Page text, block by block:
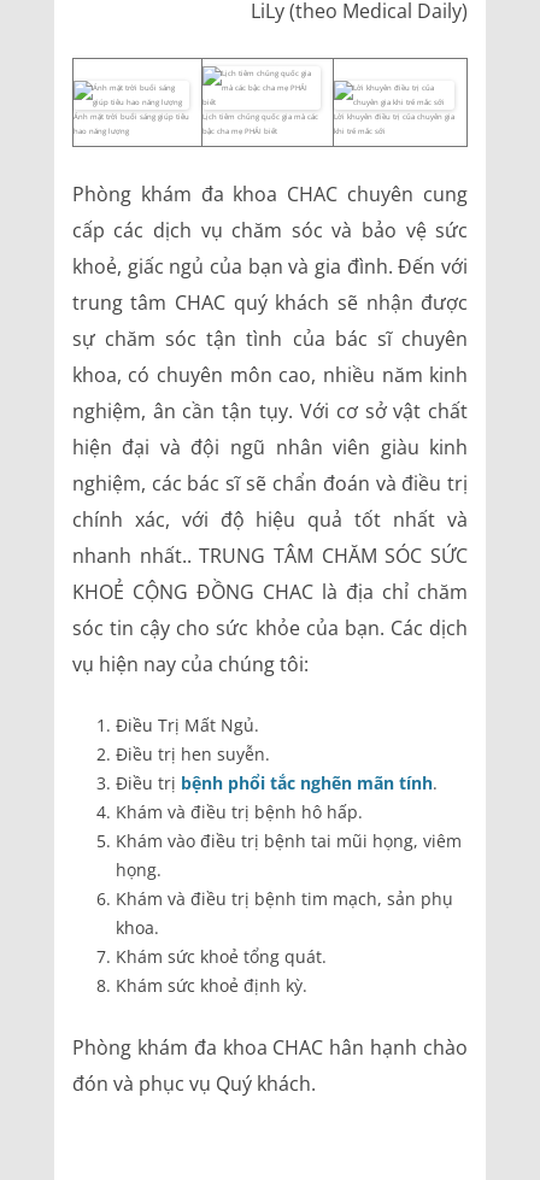
LiLy (theo Medical Daily)
Ánh mặt trời buổi sáng giúp tiêu
hao năng lượng
Lịch tiêm chủng quốc gia mà các
bậc cha mẹ PHẢI biết
Lời khuyên điều trị của chuyên gia
khi trẻ mắc sởi
Phòng khám đa khoa CHAC chuyên cung
cấp các dịch vụ chăm sóc và bảo vệ sức
khoẻ, giấc ngủ của bạn và gia đình. Đến với
trung tâm CHAC quý khách sẽ nhận được
sự chăm sóc tận tình của bác sĩ chuyên
khoa, có chuyên môn cao, nhiều năm kinh
nghiệm, ân cần tận tụy. Với cơ sở vật chất
hiện đại và đội ngũ nhân viên giàu kinh
nghiệm, các bác sĩ sẽ chẩn đoán và điều trị
chính xác, với độ hiệu quả tốt nhất và
nhanh nhất.. TRUNG TÂM CHĂM SÓC SỨC
KHOẺ CỘNG ĐỒNG CHAC là địa chỉ chăm
sóc tin cậy cho sức khỏe của bạn. Các dịch
vụ hiện nay của chúng tôi:
Điều Trị Mất Ngủ.
Điều trị hen suyễn.
Điều trị bệnh phổi tắc nghẽn mãn tính.
Khám và điều trị bệnh hô hấp.
Khám vào điều trị bệnh tai mũi họng, viêm
họng.
Khám và điều trị bệnh tim mạch, sản phụ
khoa.
Khám sức khoẻ tổng quát.
Khám sức khoẻ định kỳ.
Phòng khám đa khoa CHAC hân hạnh chào
đón và phục vụ Quý khách.